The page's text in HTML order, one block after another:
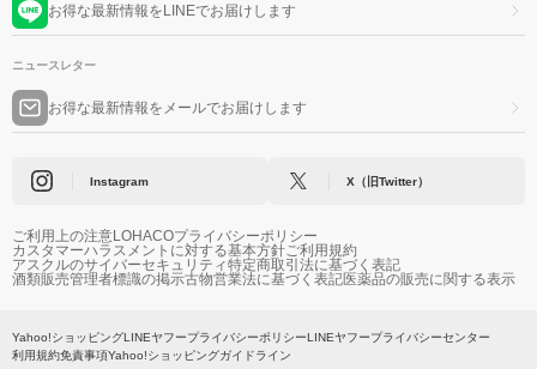
お得な最新情報をLINEでお届けします
ニュースレター
お得な最新情報をメールでお届けします
Instagram X（旧Twitter）
ご利用上の注意LOHACOプライバシーポリシー
カスタマーハラスメントに対する基本方針ご利用規約
アスクルのサイバーセキュリティ特定商取引法に基づく表記
酒類販売管理者標識の掲示古物営業法に基づく表記医薬品の販売に関する表示
Yahoo!ショッピングLINEヤフープライバシーポリシーLINEヤフープライバシーセンター
利用規約免責事項Yahoo!ショッピングガイドライン